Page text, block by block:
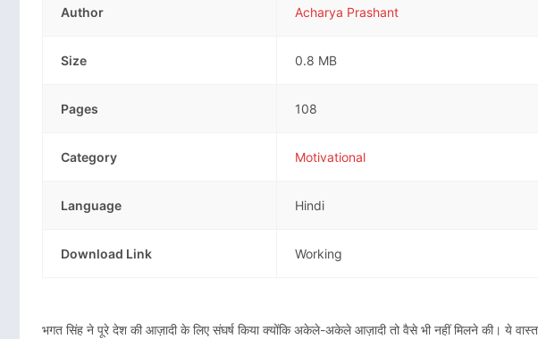
Author Acharya Prashant
Size 0.8 MB
Pages 108
Category Motivational
Language Hindi
Download Link Working
भगत सिंह ने पूरे देश की आज़ादी के लिए संघर्ष किया क्योंकि अकेले-अकेले आज़ादी तो वैसे भी नहीं मिलने की। ये